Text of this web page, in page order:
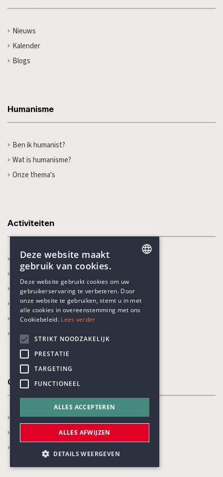
Nieuws
Kalender
Blogs
Humanisme
Ben ik humanist?
Wat is humanisme?
Onze thema's
Activiteiten
In de kijker
Kalender
Recente activiteiten
Prijs Vrijzinnig Humanisme
Boekenprijs
Karel Poma-lezing
Onze thema's
Jaarthema
Opvoeden en onderwijs
Gezondheidszorg
DUTCH
Deze website maakt
gebruik van cookies.
Deze website gebruikt cookies om uw
gebruikerservaring te verbeteren. Door
onze website te gebruiken, stemt u in met
alle cookies in overeenstemming met ons
Cookiebeleid. Lees verder
STRIKT NOODZAKELIJK
PRESTATIE
TARGETING
FUNCTIONEEL
ALLES ACCEPTEREN
ALLES AFWIJZEN
DETAILS WEERGEVEN